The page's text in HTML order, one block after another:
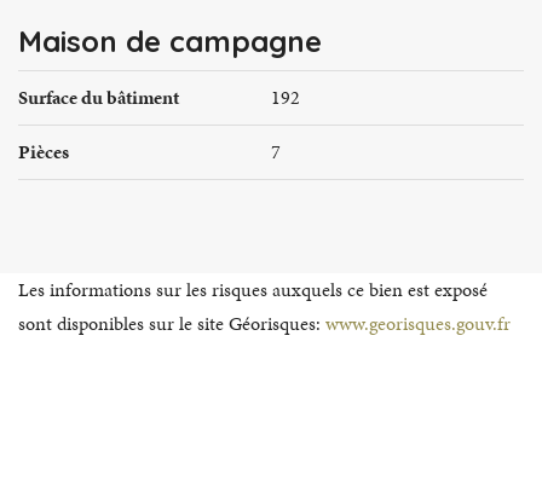
Maison de campagne
Surface du bâtiment
192
Pièces
7
Les informations sur les risques auxquels ce bien est exposé
sont disponibles sur le site Géorisques: www.georisques.gouv.fr